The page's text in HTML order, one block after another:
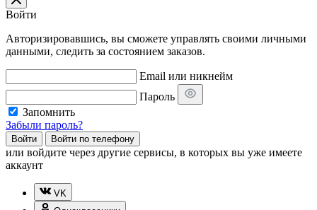
Войти
Авторизировавшись, вы сможете управлять своими личными
данными, следить за состоянием заказов.
Email или никнейм
Пароль
Запомнить
Забыли пароль?
Войти Войти по телефону
или войдите через другие сервисы, в которых вы уже имеете
аккаунт
VK